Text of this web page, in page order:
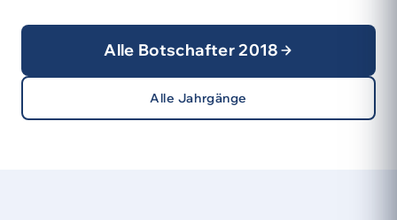
Alle Botschafter 2018
Alle Jahrgänge